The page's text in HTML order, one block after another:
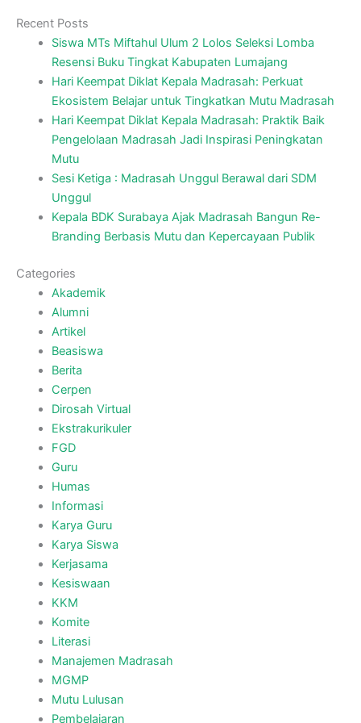
Recent Posts
Siswa MTs Miftahul Ulum 2 Lolos Seleksi Lomba
Resensi Buku Tingkat Kabupaten Lumajang
Hari Keempat Diklat Kepala Madrasah: Perkuat
Ekosistem Belajar untuk Tingkatkan Mutu Madrasah
Hari Keempat Diklat Kepala Madrasah: Praktik Baik
Pengelolaan Madrasah Jadi Inspirasi Peningkatan
Mutu
Sesi Ketiga : Madrasah Unggul Berawal dari SDM
Unggul
Kepala BDK Surabaya Ajak Madrasah Bangun Re-
Branding Berbasis Mutu dan Kepercayaan Publik
Categories
Akademik
Alumni
Artikel
Beasiswa
Berita
Cerpen
Dirosah Virtual
Ekstrakurikuler
FGD
Guru
Humas
Informasi
Karya Guru
Karya Siswa
Kerjasama
Kesiswaan
KKM
Komite
Literasi
Manajemen Madrasah
MGMP
Mutu Lulusan
Pembelajaran